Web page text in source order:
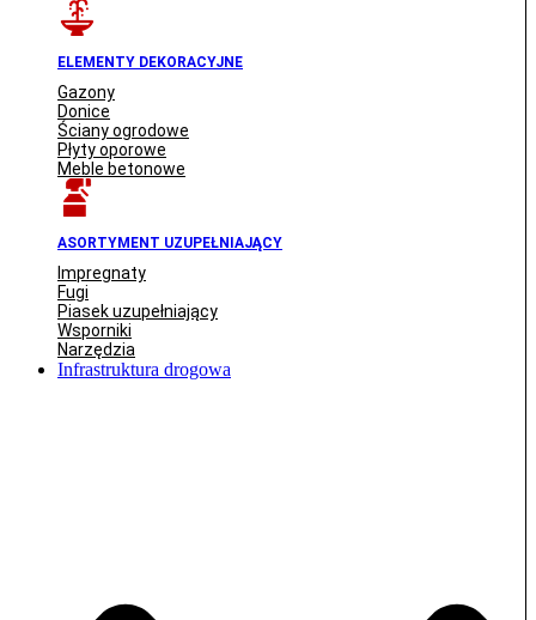
ELEMENTY DEKORACYJNE
Gazony
Donice
Ściany ogrodowe
Płyty oporowe
Meble betonowe
ASORTYMENT UZUPEŁNIAJĄCY
Impregnaty
Fugi
Piasek uzupełniający
Wsporniki
Narzędzia
Infrastruktura drogowa